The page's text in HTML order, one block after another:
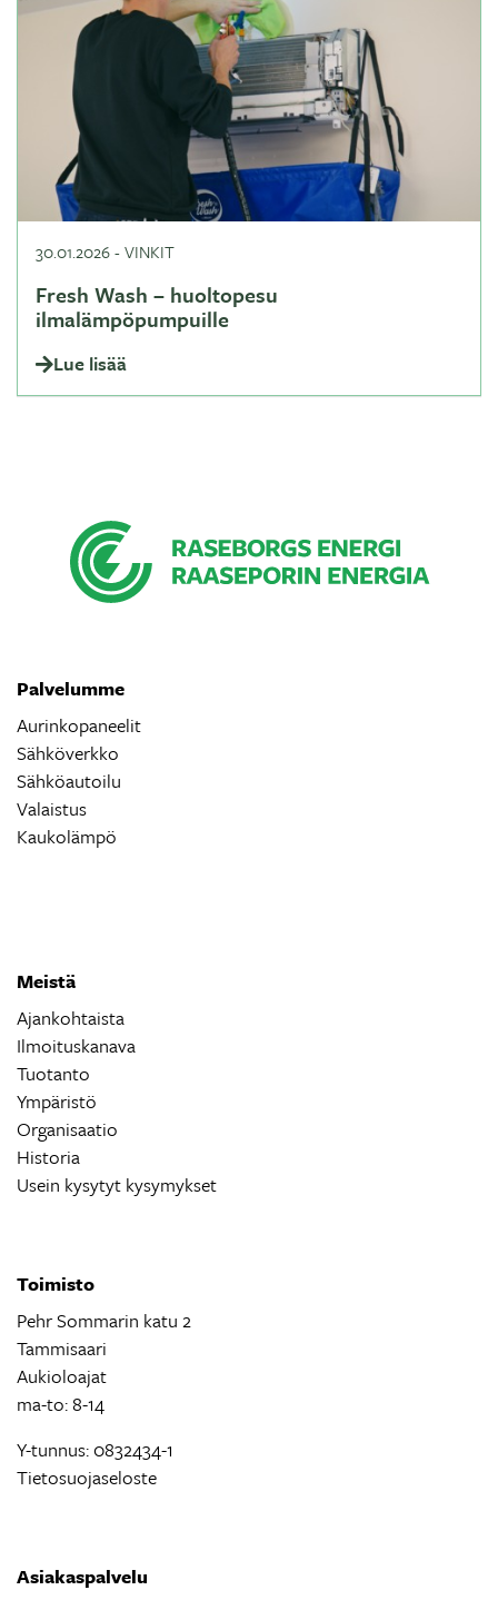
30.01.2026-VINKIT
Fresh Wash – huoltopesu
ilmalämpöpumpuille
Lue lisää
Palvelumme
Aurinkopaneelit
Sähköverkko
Sähköautoilu
Valaistus
Kaukolämpö
Meistä
Ajankohtaista
Ilmoituskanava
Tuotanto
Ympäristö
Organisaatio
Historia
Usein kysytyt kysymykset
Toimisto
Pehr Sommarin katu 2
Tammisaari
Aukioloajat
ma-to: 8-14
Y-tunnus: 0832434-1
Tietosuojaseloste
Asiakaspalvelu